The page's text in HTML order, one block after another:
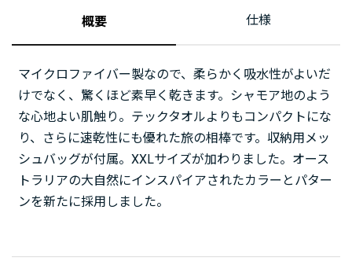
概要 仕様
マイクロファイバー製なので、柔らかく吸水性がよいだ
けでなく、驚くほど素早く乾きます。シャモア地のよう
な心地よい肌触り。テックタオルよりもコンパクトにな
り、さらに速乾性にも優れた旅の相棒です。収納用メッ
シュバッグが付属。XXLサイズが加わりました。オース
トラリアの大自然にインスパイアされたカラーとパター
ンを新たに採用しました。